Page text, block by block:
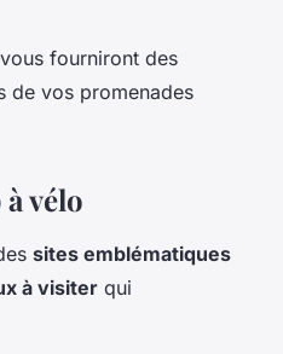
fourniront des
de vos promenades
vélo
sites emblématiques
à visiter qui